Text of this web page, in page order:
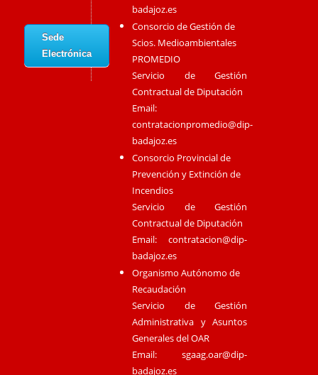
Sede
Electrónica
badajoz.es
Consorcio de Gestión de
Scios. Medioambientales
PROMEDIO
Servicio de Gestión
Contractual de Diputación
Email:
contratacionpromedio@dip-
badajoz.es
Consorcio Provincial de
Prevención y Extinción de
Incendios
Servicio de Gestión
Contractual de Diputación
Email:contratacion@dip-
badajoz.es
Organismo Autónomo de
Recaudación
Servicio de Gestión
Administrativa y Asuntos
Generales del OAR
Email:sgaag.oar@dip-
badajoz.es